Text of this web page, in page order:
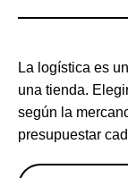
La logística es
una tienda.
según la
presupuestar